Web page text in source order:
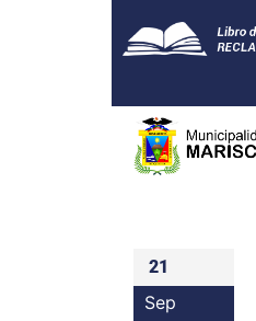
21
Sep